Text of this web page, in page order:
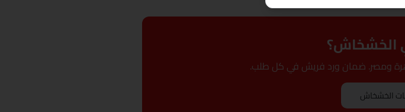
الخشخاش؟
ومصر. ضمان ورد فريش في كل طلب.
الخشخاش